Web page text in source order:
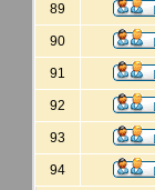
89
90
91
92
93
94